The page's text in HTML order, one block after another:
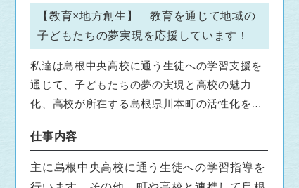
【教育×地方創生】 教育を通じて地域の
子どもたちの夢実現を応援しています！
私達は島根中央高校に通う生徒への学習支援を
通じて、子どもたちの夢の実現と高校の魅力
化、高校が所在する島根県川本町の活性化を目
仕事内容
主に島根中央高校に通う生徒への学習指導を